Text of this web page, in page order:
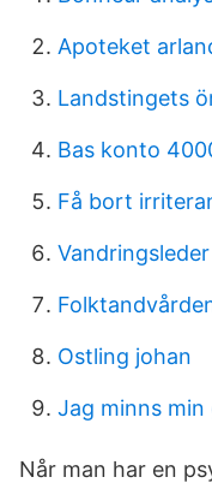
Apoteket
Landstingets
Bas konto
Få bort
Ostling johan
Jag minns min
Når man har en